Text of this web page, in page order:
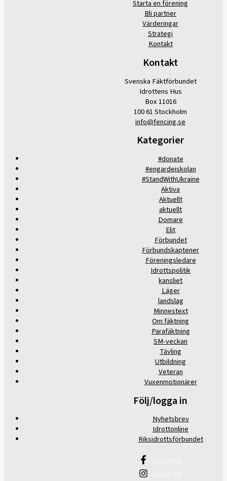
Starta en förening
Bli partner
Värderingar
Strategi
Kontakt
Kontakt
Svenska Fäktförbundet
Idrottens Hus
Box 11016
100 61 Stockholm
info@fencing.se
Kategorier
#donate
#engardeiskolan
#StandWithUkraine
Aktiva
Aktuellt
aktuellt
Domare
Elit
Förbundet
Förbundskaptener
Föreningsledare
Idrottspolitik
kansliet
Läger
landslag
Minnestext
Om fäktning
Parafäktning
SM-veckan
Tävling
Utbildning
Veteran
Vuxenmotionärer
Följ/logga in
Nyhetsbrev
Idrottonline
Riksidrottsförbundet